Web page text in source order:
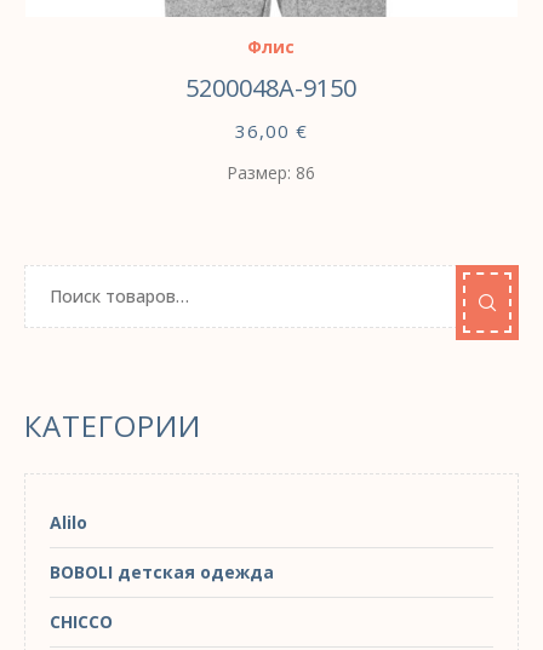
Флис
5200048A-9150
36,00 €
Размер: 86
КАТЕГОРИИ
Alilo
BOBOLI детская одежда
CHICCO